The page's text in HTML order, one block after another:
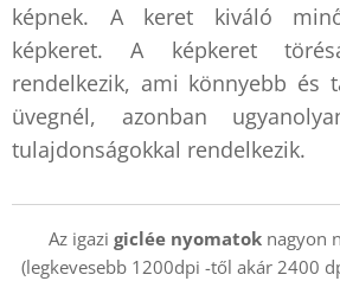
képnek. A keret kiváló
képkeret. A képkeret
rendelkezik, ami könnyebb és
üvegnél, azonban
tulajdonságokkal rendelkezik.
Az igazi giclée nyomatok nagyon
(legkevesebb 1200dpi -től akár 2400